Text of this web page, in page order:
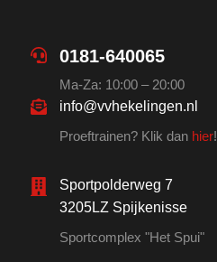
0181-640065
Ma-Za: 10:00 – 20:00
info@vvhekelingen.nl
Proeftrainen? Klik dan hier!
Sportpolderweg 7
3205LZ Spijkenisse
Sportcomplex "Het Spui"